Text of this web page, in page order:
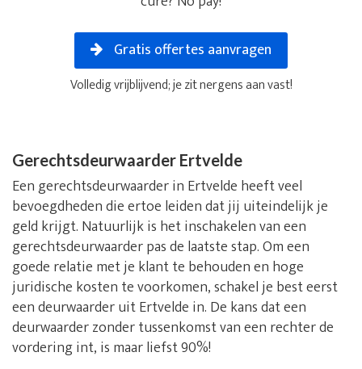
Gratis offertes aanvragen
Volledig vrijblijvend; je zit nergens aan vast!
Gerechtsdeurwaarder Ertvelde
Een gerechtsdeurwaarder in Ertvelde heeft veel
bevoegdheden die ertoe leiden dat jij uiteindelijk je
geld krijgt. Natuurlijk is het inschakelen van een
gerechtsdeurwaarder pas de laatste stap. Om een
goede relatie met je klant te behouden en hoge
juridische kosten te voorkomen, schakel je best eerst
een deurwaarder uit Ertvelde in. De kans dat een
deurwaarder zonder tussenkomst van een rechter de
vordering int, is maar liefst 90%!